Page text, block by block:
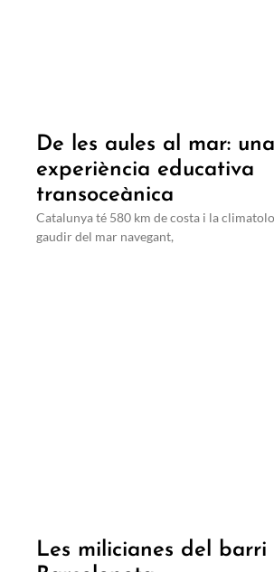
De les aules al mar: una
experiència educativa
transoceànica
Catalunya té 580 km de costa i la
gaudir del mar navegant,
Les milicianes del barri